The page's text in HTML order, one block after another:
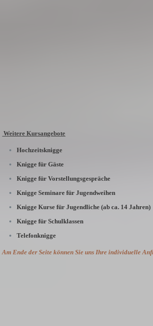
Weitere Kursangebote
Hochzeitsknigge
Knigge für Gäste
Knigge für Vorstellungsgespräche
Knigge Seminare für Jugendweihen
Knigge Kurse für Jugendliche (ab ca. 14 Jahren)
Knigge für Schulklassen
Telefonknigge
Am Ende der Seite können Sie uns Ihre individuelle